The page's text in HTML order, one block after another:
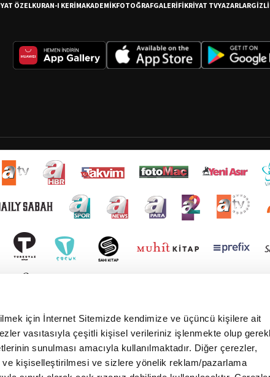
için İnternet Sitemizde kendimize ve üçüncü kişilere ait
vasıtasıyla çeşitli kişisel verileriniz işlenmekte olup
sunulması amacıyla kullanılmaktadır. Diğer çerezler,
ve kişiselleştirilmesi ve sizlere yönelik reklam/pazarlama
ÖZELKURAN-I KERİMAKADEMİKFOTOĞRAFGALERİFİKRİYAT TVYAZARLAR